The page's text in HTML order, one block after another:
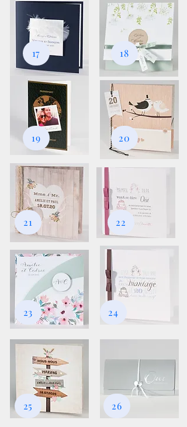
17
19
21
23
25
18
20
22
24
26